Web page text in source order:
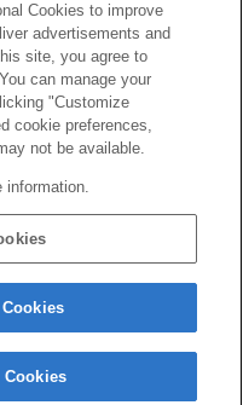
Cookies to improve
advertisements and
site, you agree to
can manage your
"Customize
cookie preferences,
not be available.
information.
Cookies